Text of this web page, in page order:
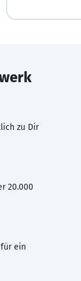
zu Dir
20.000
ein